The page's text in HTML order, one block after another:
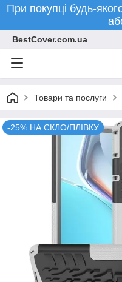
При покупці будь-
BestCover.com.ua
Товари та послуги
-25% НА СКЛО/ПЛІВКУ